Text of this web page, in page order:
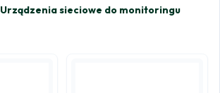
Urządzenia sieciowe do monitoringu